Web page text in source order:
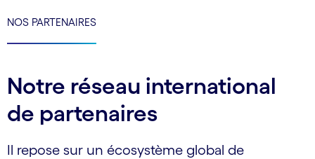
NOS PARTENAIRES
Notre réseau international
de partenaires
Il repose sur un écosystème global de